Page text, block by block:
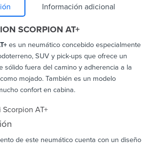
Información adicional
SCORPION AT+
es un neumático concebido especialmente
SUV y pick-ups que ofrece un
sólido fuera del camino y adherencia a la
mojado. También es un modelo
confort en cabina.
AT+
de este neumático cuenta con un diseño